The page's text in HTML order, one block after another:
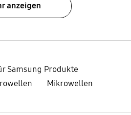
anzeigen
Samsung Produkte
Mikrowellen